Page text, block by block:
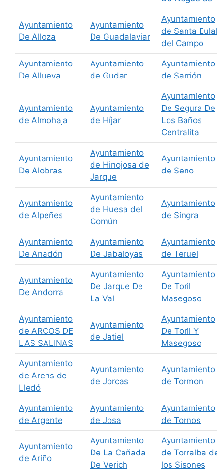
Ayuntamiento
De Alloza
Ayuntamiento
De Guadalaviar
Ayuntamiento
de Santa
del Campo
Ayuntamiento
De Allueva
Ayuntamiento
de Gudar
Ayuntamiento
de Sarrión
Ayuntamiento
de Almohaja
Ayuntamiento
de Híjar
Ayuntamiento
De Segura De
Los Baños
Centralita
Ayuntamiento
De Alobras
Ayuntamiento
de Hinojosa de
Jarque
Ayuntamiento
de Seno
Ayuntamiento
de Alpeñes
Ayuntamiento
de Huesa del
Común
Ayuntamiento
de Singra
Ayuntamiento
De Anadón
Ayuntamiento
De Jabaloyas
Ayuntamiento
de Teruel
Ayuntamiento
De Andorra
Ayuntamiento
De Jarque De
La Val
Ayuntamiento
De Toril
Masegoso
Ayuntamiento
de ARCOS DE
LAS SALINAS
Ayuntamiento
de Jatiel
Ayuntamiento
De Toril Y
Masegoso
Ayuntamiento
de Arens de
Lledó
Ayuntamiento
de Jorcas
Ayuntamiento
de Tormon
Ayuntamiento
de Argente
Ayuntamiento
de Josa
Ayuntamiento
de Tornos
Ayuntamiento
de Ariño
Ayuntamiento
De La Cañada
De Verich
Ayuntamiento
de Torralba
los Sisones